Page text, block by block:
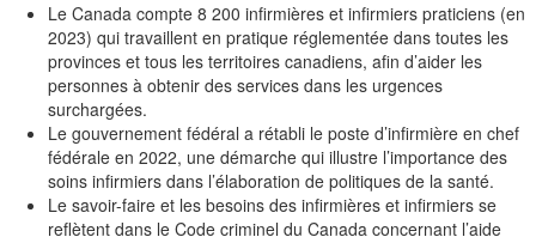
Le Canada compte 8 200 infirmières et infirmiers praticiens (en
2023) qui travaillent en pratique réglementée dans toutes les
provinces et tous les territoires canadiens, afin d’aider les
personnes à obtenir des services dans les urgences
surchargées.
Le gouvernement fédéral a rétabli le poste d’infirmière en chef
fédérale en 2022, une démarche qui illustre l’importance des
soins infirmiers dans l’élaboration de politiques de la santé.
Le savoir-faire et les besoins des infirmières et infirmiers se
reflètent dans le Code criminel du Canada concernant l’aide